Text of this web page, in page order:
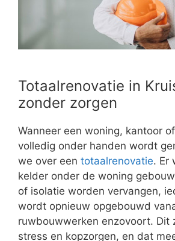
Totaalrenovatie in
zonder zorgen
Wanneer een woning, kantoor
volledig onder handen wordt
we over een totaalrenovatie. Er
kelder onder de woning
of isolatie worden vervangen,
wordt opnieuw opgebouwd
ruwbouwwerken enzovoort. Dit
stress en kopzorgen, en dat